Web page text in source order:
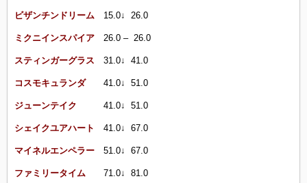
ビザンチンドリーム 15.0↓ 26.0
ミクニインスパイア 26.0 – 26.0
スティンガーグラス 31.0↓ 41.0
コスモキュランダ 41.0↓ 51.0
ジューンテイク 41.0↓ 51.0
シェイクユアハート 41.0↓ 67.0
マイネルエンペラー 51.0↓ 67.0
ファミリータイム 71.0↓ 81.0